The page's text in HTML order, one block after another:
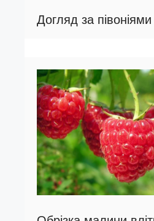
Догляд за півоніями